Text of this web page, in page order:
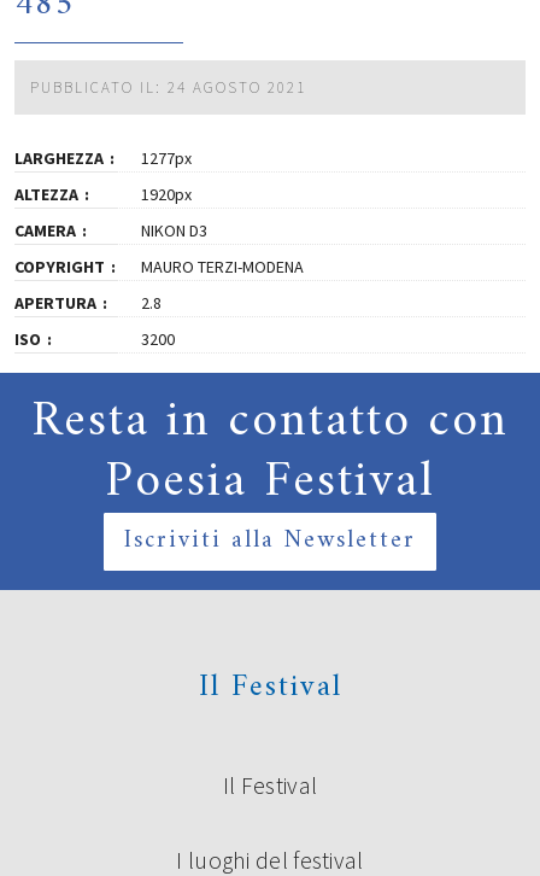
PUBBLICATO IL: 24 AGOSTO 2021
LARGHEZZA
1277px
ALTEZZA
1920px
CAMERA
NIKON D3
COPYRIGHT
MAURO TERZI-MODENA
APERTURA
2.8
ISO
3200
Resta in contatto con
Poesia Festival
Iscriviti alla Newsletter
Il Festival
Il Festival
I luoghi del festival